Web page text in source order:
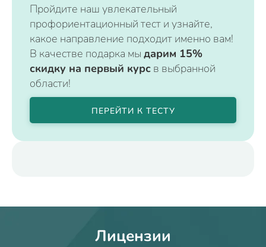
Пройдите наш увлекательный
профориентационный тест и узнайте,
какое направление подходит именно вам!
В качестве подарка мы дарим 15%
скидку на первый курс в выбранной
области!
ПЕРЕЙТИ К ТЕСТУ
Лицензии